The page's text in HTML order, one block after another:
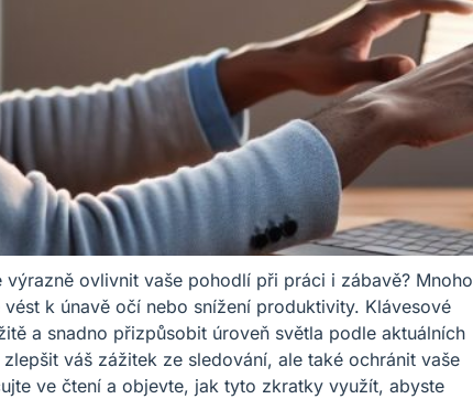
ovlivnit vaše pohodlí při práci i zábavě? Mnoho
k únavě očí nebo snížení produktivity. Klávesové
a snadno přizpůsobit úroveň světla podle aktuálních
váš zážitek ze sledování, ale také ochránit vaše
ve čtení a objevte, jak tyto zkratky využít, abyste